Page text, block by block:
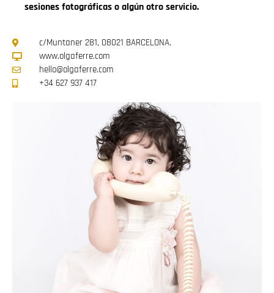
sesiones fotográficas o algún otro servicio.
c/Muntaner 281, 08021 BARCELONA.
www.olgaferre.com
hello@olgaferre.com
+34 627 937 417